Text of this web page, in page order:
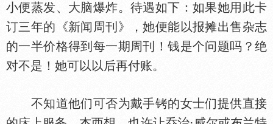
小便蒸发、大脑爆炸。待遇如下：如果她用此卡
订三年的《新闻周刊》，她便能以报摊出售杂志
的一半价格得到每一期周刊！钱是个问题吗？绝
对不是！她可以以后再付账。
不知道他们可否为戴手铐的女士们提供直接